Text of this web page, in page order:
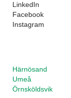
LinkedIn
Facebook
Instagram
Härnösand
Umeå
Örnsköldsvik